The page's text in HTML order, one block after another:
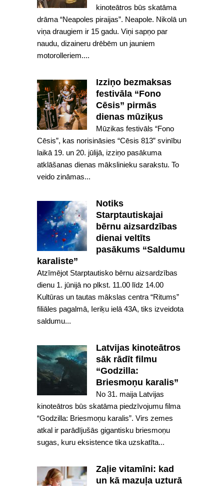
kinoteātros būs skatāma
drāma “Neapoles piraijas”. Neapole. Nikolā un
viņa draugiem ir 15 gadu. Viņi sapņo par
naudu, dizaineru drēbēm un jauniem
motorolleriem....
Izziņo bezmaksas
festivāla “Fono
Cēsis” pirmās
dienas mūziķus
Mūzikas festivāls “Fono
Cēsis”, kas norisināsies “Cēsis 813” svinību
laikā 19. un 20. jūlijā, izziņo pasākuma
atklāšanas dienas mākslinieku sarakstu. To
veido zināmas...
Notiks
Starptautiskajai
bērnu aizsardzības
dienai veltīts
pasākums “Saldumu
karaliste”
Atzīmējot Starptautisko bērnu aizsardzības
dienu 1. jūnijā no plkst. 11.00 līdz 14.00
Kultūras un tautas mākslas centra “Ritums”
filiāles pagalmā, Ieriķu ielā 43A, tiks izveidota
saldumu...
Latvijas kinoteātros
sāk rādīt filmu
“Godzilla:
Briesmoņu karalis”
No 31. maija Latvijas
kinoteātros būs skatāma piedzīvojumu filma
“Godzilla: Briesmoņu karalis”. Virs zemes
atkal ir parādījušās gigantisku briesmoņu
sugas, kuru eksistence tika uzskatīta...
Zaļie vitamīni: kad
un kā mazuļa uzturā